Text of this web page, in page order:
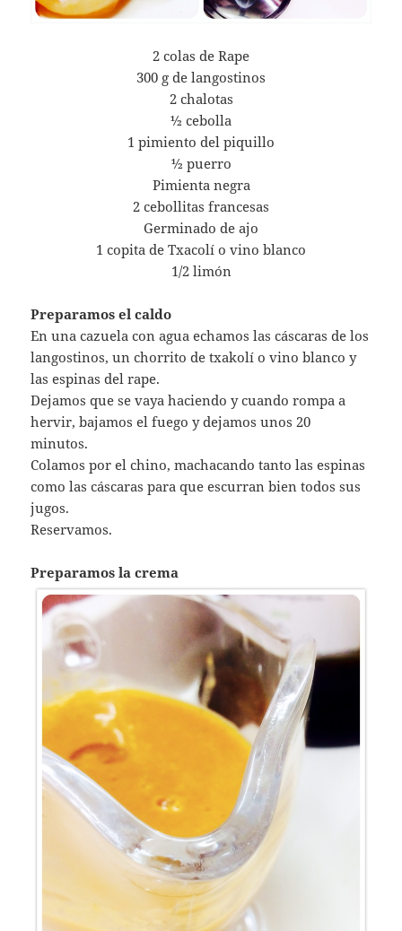
2 colas de Rape
300 g de langostinos
2 chalotas
½ cebolla
1 pimiento del piquillo
½ puerro
Pimienta negra
2 cebollitas francesas
Germinado de ajo
1 copita de Txacolí o vino blanco
1/2 limón
Preparamos el caldo
En una cazuela con agua echamos las cáscaras de los
langostinos, un chorrito de txakolí o vino blanco y
las espinas del rape.
Dejamos que se vaya haciendo y cuando rompa a
hervir, bajamos el fuego y dejamos unos 20
minutos.
Colamos por el chino, machacando tanto las espinas
como las cáscaras para que escurran bien todos sus
jugos.
Reservamos.
Preparamos la crema